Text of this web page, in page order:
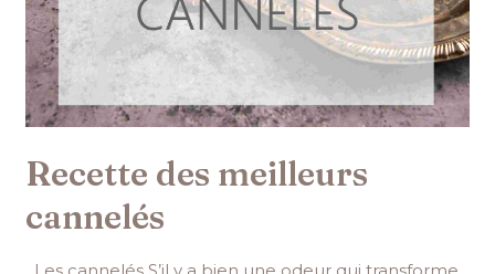
Recette des meilleurs
cannelés